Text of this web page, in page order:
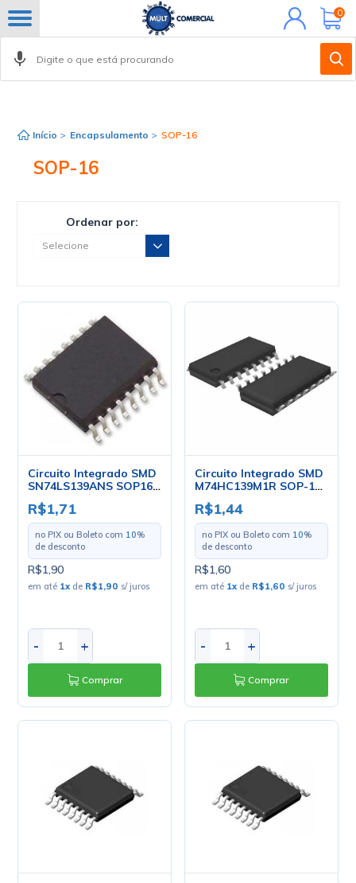
Minha
conta
0
Início > Encapsulamento > SOP-16
SOP-16
Ordenar por:
Circuito Integrado SMD
SN74LS139ANS SOP16 -
R$1,71
no PIX ou Boleto com 10%
de desconto
R$1,90
em até 1x de R$1,90 s/ juros
- +
Comprar
Circuito Integrado SMD
M74HC139M1R SOP-16
R$1,44
no PIX ou Boleto com 10%
de desconto
R$1,60
em até 1x de R$1,60 s/ juros
- +
Comprar